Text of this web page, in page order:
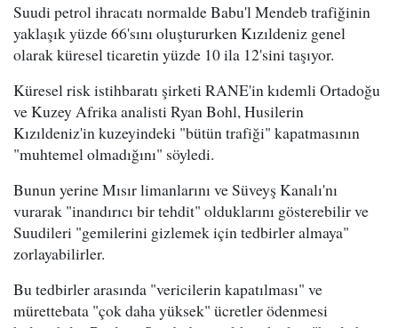
Suudi petrol ihracatı normalde Babu'l Mendeb trafiğinin
yaklaşık yüzde 66'sını oluştururken Kızıldeniz genel
olarak küresel ticaretin yüzde 10 ila 12'sini taşıyor.
Küresel risk istihbaratı şirketi RANE'in kıdemli Ortadoğu
ve Kuzey Afrika analisti Ryan Bohl, Husilerin
Kızıldeniz'in kuzeyindeki "bütün trafiği" kapatmasının
"muhtemel olmadığını" söyledi.
Bunun yerine Mısır limanlarını ve Süveyş Kanalı'nı
vurarak "inandırıcı bir tehdit" olduklarını gösterebilir ve
Suudileri "gemilerini gizlemek için tedbirler almaya"
zorlayabilirler.
Bu tedbirler arasında "vericilerin kapatılması" ve
mürettebata "çok daha yüksek" ücretler ödenmesi